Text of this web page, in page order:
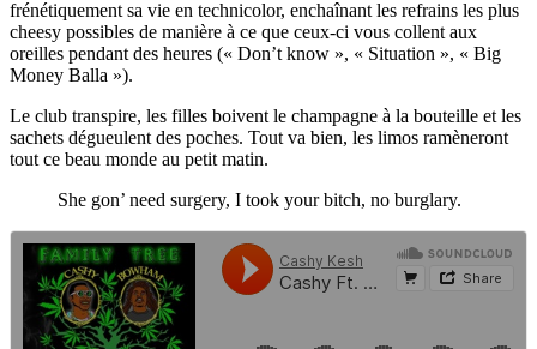
frénétiquement sa vie en technicolor, enchaînant les refrains les plus
cheesy possibles de manière à ce que ceux-ci vous collent aux
oreilles pendant des heures (« Don’t know », « Situation », « Big
Money Balla »).
Le club transpire, les filles boivent le champagne à la bouteille et les
sachets dégueulent des poches. Tout va bien, les limos ramèneront
tout ce beau monde au petit matin.
She gon’ need surgery, I took your bitch, no burglary.